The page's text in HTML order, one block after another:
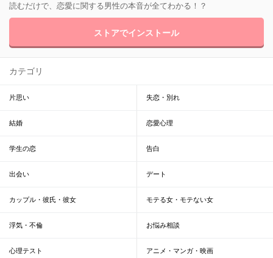
読むだけで、恋愛に関する男性の本音が全てわかる！？
ストアでインストール
カテゴリ
片思い 失恋・別れ
結婚 恋愛心理
学生の恋 告白
出会い デート
カップル・彼氏・彼女 モテる女・モテない女
浮気・不倫 お悩み相談
心理テスト アニメ・マンガ・映画